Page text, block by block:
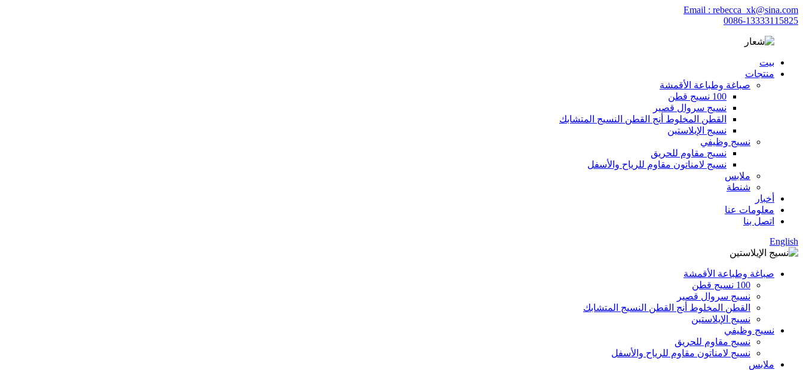
Email : rebecca_xk@sina.com
0086-13333115825
بيت
منتجات
صباغة وطباعة الأقمشة
100 نسيج قطن
نسيج سروال قصير
القطن المخلوط أنج القطن النسيج المتشابك
نسيج الإيلاستين
نسيج وظيفي
نسيج مقاوم للحريق
نسيج لامناتون مقاوم للرياح والأسفل
ملابس
شنطة
أخبار
معلومات عنا
اتصل بنا
English
صباغة وطباعة الأقمشة
100 نسيج قطن
نسيج سروال قصير
القطن المخلوط أنج القطن النسيج المتشابك
نسيج الإيلاستين
نسيج وظيفي
نسيج مقاوم للحريق
نسيج لامناتون مقاوم للرياح والأسفل
ملابس